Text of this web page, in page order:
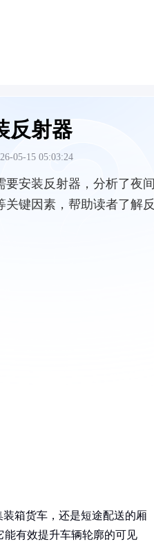
反射器
05-15 05:03:24
要安装反射器，分析了夜间
键因素，帮助读者了解反
箱货车，还是短途配送的厢
有效提升车辆轮廓的可见